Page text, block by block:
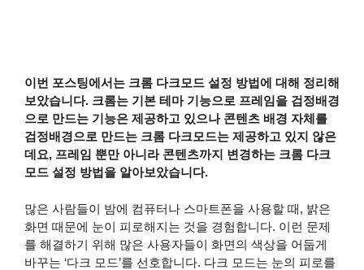
이번 포스팅에서는 크롬 다크모드 설정 방법에 대해 정리해
보았습니다. 크롬는 기본 테마 기능으로 프레임을 검정배경
으로 만드는 기능은 제공하고 있으나 콘텐츠 배경 자체를
검정배경으로 만드는 크롬 다크모드는 제공하고 있지 않은
데요, 프레임 뿐만 아니라 콘텐츠까지 변경하는 크롬 다크
모드 설정 방법을 알아보았습니다.
많은 사람들이 밤에 컴퓨터나 스마트폰을 사용할 때, 밝은
화면 때문에 눈이 피로해지는 것을 경험합니다. 이런 문제
를 해결하기 위해 많은 사용자들이 화면의 색상을 어둡게
바꾸는 ‘다크 모드’를 선호합니다. 다크 모드는 눈의 피로를